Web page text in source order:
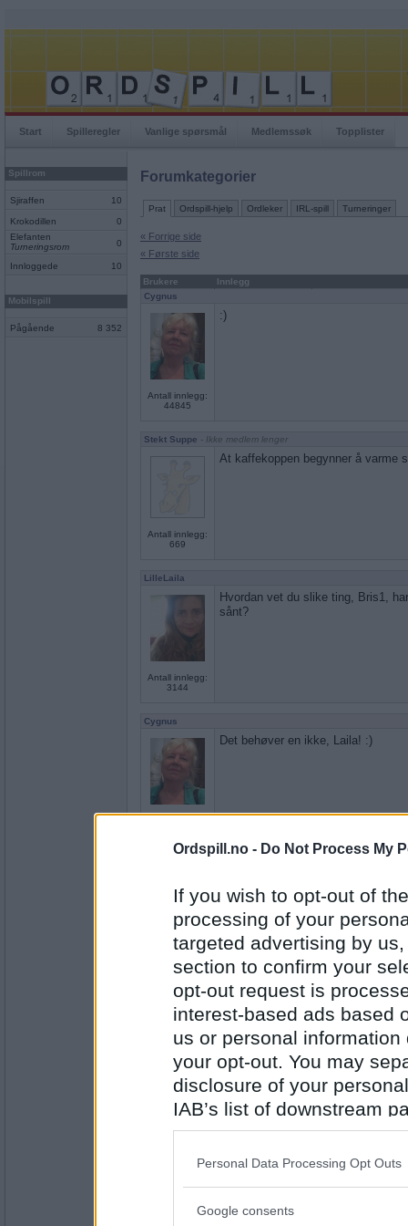
Ordspill.no - Do Not Process My
If you wish to opt-out of
processing of your
targeted advertising by
section to confirm your
opt-out request is
interest-based ads based
us or personal
your opt-out. You may
disclosure of your
IAB’s list of downstream
also be disclosed by us
Downstream Participants
Please note that this
Personal Data Processing Opt Outs
Google consents
Start Spilleregler Vanlige spørsmål Medlemssøk Topplister
Spillrom
Sjiraffen 10
Krokodillen
0
Elefanten
Turneringsrom
0
Innloggede 10
Mobilspill
Pågående 8 352
Forumkategorier
Prat Ordspill-hjelp Ordleker IRL-spill Turneringer
« Forrige side
« Første side
Brukere
Innlegg
Cygnus
Antall innlegg:
44845
:)
Stekt Suppe - Ikke medlem lenger
Antall innlegg:
669
At kaffekoppen begynner å varme
LilleLaila
Antall innlegg:
3144
Hvordan vet du slike ting, Bris1,
sånt?
Cygnus
Det behøver en ikke, Laila! :)
Antall innlegg:
1310
Antall innlegg:
2601
Jeg har funnet ut at jeg er ei
Jeg har funnet ut at det var på
gammel dame!! :)